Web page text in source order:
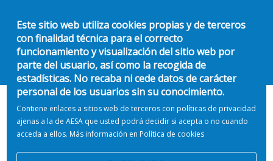
Este sitio web utiliza cookies propias y de terceros
con finalidad técnica para el correcto
funcionamiento y visualización del sitio web por
parte del usuario, así como la recogida de
estadísticas. No recaba ni cede datos de carácter
personal de los usuarios sin su conocimiento.
Contiene enlaces a sitios web de terceros con políticas de privacidad
ajenas a la de AESA que usted podrá decidir si acepta o no cuando
acceda a ellos. Más información en Política de cookies